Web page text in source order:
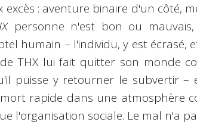
excès : aventure binaire d'un côté,
personne n'est bon ou
humain – l'individu, y est écrasé,
THX lui fait quitter son monde
puisse y retourner le subvertir –
rapide dans une atmosphère
l'organisation sociale. Le mal n'a